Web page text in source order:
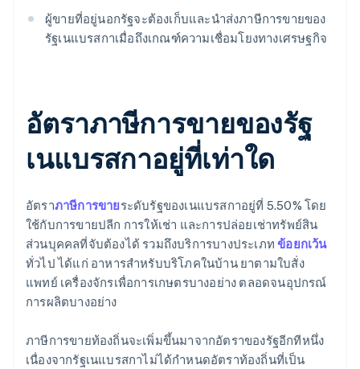
ผู้ขายที่อยู่นอกรัฐจะต้องเก็บและนำส่งภาษีการขายของ
รัฐเนแบรสกาเมื่อถึงเกณฑ์ความเชื่อมโยงทางเศรษฐกิจ
อัตราภาษีการขายของรัฐ
เนแบรสกาอยู่ที่เท่าใด
อัตราภาษีการขายระดับรัฐของเนแบรสกาอยู่ที่ 5.50% โดย
ใช้กับการขายปลีก การให้เช่า และการปล่อยเช่าทรัพย์สิน
ส่วนบุคคลที่จับต้องได้ รวมถึงบริการบางประเภทข้อยกเว้น
ทั่วไป ได้แก่ อาหารสำหรับบริโภคในบ้าน ยาตามใบสั่ง
แพทย์ เครื่องจักรเพื่อการเกษตรบางอย่าง ตลอดจนอุปกรณ์
การผลิตบางอย่าง
ภาษีการขายท้องถิ่นจะเพิ่มขึ้นมาจากอัตราของรัฐอีกทีหนึ่ง
เนื่องจากรัฐเนแบรสกาไม่ได้กำหนดอัตราท้องถิ่นที่เป็น